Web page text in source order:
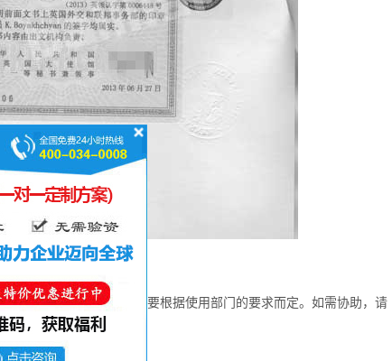
bvi公司公证模板
做哪些文件的公证认证，要根据使用部门的要求而定。如需协助，请